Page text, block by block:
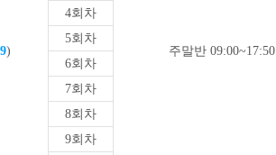
) 주말반 09:00~17:50
4회차
5회차
6회차
7회차
8회차
9회차